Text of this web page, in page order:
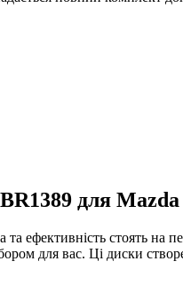
для
та ефективність стоять
для вас. Ці диски